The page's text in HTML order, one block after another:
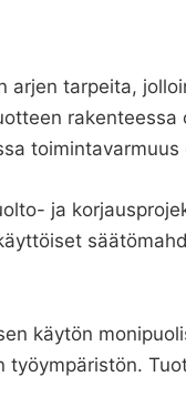
tarpeita,
toimintavarmuus
ja
käytön